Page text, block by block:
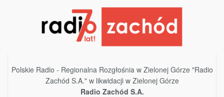
Polskie Radio - Regionalna Rozgłośnia w Zielonej Górze "Radio
Zachód S.A." w likwidacji w Zielonej Górze
Radio Zachód S.A.